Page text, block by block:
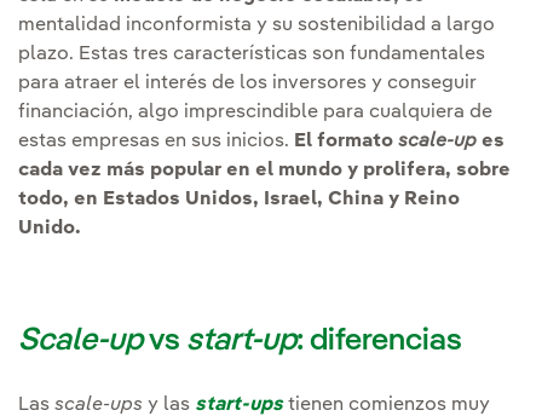
mentalidad inconformista y su sostenibilidad a largo
plazo. Estas tres características son fundamentales
para atraer el interés de los inversores y conseguir
financiación, algo imprescindible para cualquiera de
estas empresas en sus inicios. El formato scale-up es
cada vez más popular en el mundo y prolifera, sobre
todo, en Estados Unidos, Israel, China y Reino
Unido.
Scale-upvs start-up: diferencias
Las scale-ups y las start-upstienen comienzos muy